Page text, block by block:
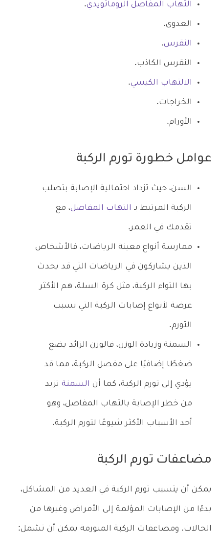
التهاب المفاصل الروماتويدي.
العدوى.
النقرس.
النقرس الكاذب.
الالتهاب الكيسي.
الخراجات.
الأورام.
عوامل خطورة تورم الركبة
السن، حيث تزداد احتمالية الإصابة بتصلب
الركبة المرتبط بـ التهاب المفاصل، مع
تقدمك في العمر.
ممارسة أنواع معينة الرياضات، فالأشخاص
الذين يشاركون في الرياضات التي قد يحدث
بها التواء الركبة، مثل كرة السلة، هم الأكثر
عرضة لأنواع إصابات الركبة التي تسبب
التورم.
السمنة وزيادة الوزن، فالوزن الزائد يضع
ضغطًا إضافيًا على مفصل الركبة، مما قد
يؤدي إلى تورم الركبة، كما أن السمنة تزيد
من خطر الإصابة بالتهاب المفاصل، وهو
أحد الأسباب الأكثر شيوعًا لتورم الركبة.
مضاعفات تورم الركبة
يمكن أن يتسبب تورم الركبة في العديد من المشاكل،
بدءًا من الإصابات المؤلمة إلى الأمراض وغيرها من
الحالات. ومضاعفات الركبة المتورمة يمكن أن تشمل: